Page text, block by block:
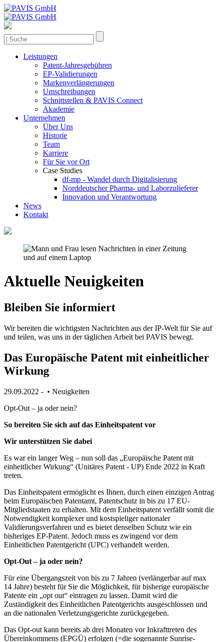
Leistungen
Patent-Jahresgebühren
EP-Validierungen
Markenverlängerungen
Umschreibungen
Schnittstellen & PAVIS Connect
Akademie
Unternehmen
Über Uns
Historie
Team
Karriere
Für Sie vor Ort
Case Studies
df-mp - Wandel durch Digitalisierung
Norddeutscher Pharma- und Laborzulieferer
Innovation und Verantwortung
News
Kontakt
Aktuelle Neuigkeiten
Bleiben Sie informiert
Wir bereiten die wichtigsten Nachrichten aus der IP-Welt für Sie auf
und teilen, was uns in der täglichen Arbeit bei PAVIS bewegt.
Das Europäische Patent mit einheitlicher
Wirkung
29.09.2022 ‐ • Neuigkeiten
Opt-Out – ja oder nein?
So bereiten Sie sich auf das Einheitspatent vor
Wir unterstützen Sie dabei
Es war ein langer Weg – nun soll das „Europäische Patent mit
einheitlicher Wirkung“ (Unitäres Patent - UP) Ende 2022 in Kraft
treten.
Das Einheitspatent ermöglicht es Ihnen, durch einen einzigen Antrag
beim Europäischen Patentamt, Patentschutz in bis zu 17 EU-
Mitgliedstaaten zu erhalten. Mit dem Einheitspatent verfällt somit die
Notwendigkeit komplexer und kostspieliger nationaler
Validierungsverfahren und es bietet denselben Schutz wie ein
bisheriges EP-Patent. Jedoch muss es zwingend vor dem
Einheitlichen Patentgericht (UPC) verhandelt werden.
Opt-Out – ja oder nein?
Für eine Übergangszeit von bis zu 7 Jahren (verlängerbar auf max
14 Jahre) besteht für Sie die Möglichkeit, für bisherige europäische
Patente ein „opt out“ eintragen zu lassen. Damit wird die
Zuständigkeit des Einheitlichen Patentgerichts ausgeschlossen und
an die nationalen Verletzungsgerichte zurückgegeben.
Das Opt-out kann bereits ab drei Monaten vor Inkrafttreten des
Übereinkommens (EPGÜ) erfolgen (=die sogenannte Sunrise-